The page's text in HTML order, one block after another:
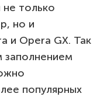
не только
но и
и Opera GX. Так
заполнением
популярных